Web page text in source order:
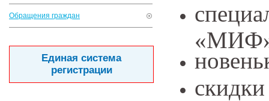
Обращения граждан
Единая система
регистрации